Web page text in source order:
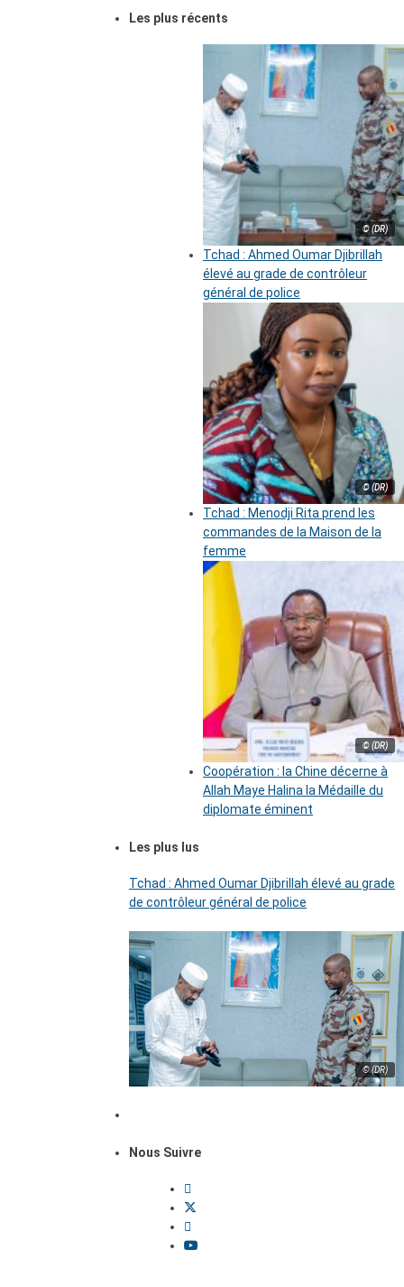
Les plus récents
© (DR)
Tchad : Ahmed Oumar Djibrillah
élevé au grade de contrôleur
général de police
© (DR)
Tchad : Menodji Rita prend les
commandes de la Maison de la
femme
© (DR)
Coopération : la Chine décerne à
Allah Maye Halina la Médaille du
diplomate éminent
Les plus lus
Tchad : Ahmed Oumar Djibrillah élevé au grade
de contrôleur général de police
© (DR)
Nous Suivre